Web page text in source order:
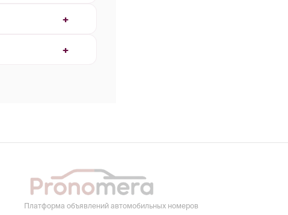
Платформа объявлений автомобильных номеров